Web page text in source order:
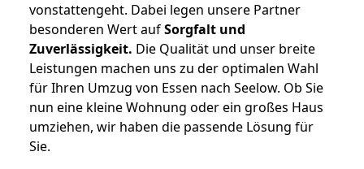
vonstattengeht. Dabei legen unsere Partner
besonderen Wert aufSorgfalt und
Zuverlässigkeit. Die Qualität und unser breite
Leistungen machen uns zu der optimalen Wahl
für Ihren Umzug von Essen nach Seelow. Ob Sie
nun eine kleine Wohnung oder ein großes Haus
umziehen, wir haben die passende Lösung für
Sie.